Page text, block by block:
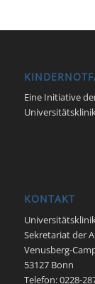
Eine Initiative
KONTAKT
Sekretariat der
Venusberg-
53127 Bonn
Telefon: 0228-